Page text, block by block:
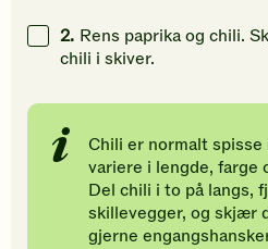
2. Rens paprika og chili.
chili i skiver.
Chili er normalt spisse
variere i lengde, farge
Del chili i to på langs,
skillevegger, og skjær
gjerne